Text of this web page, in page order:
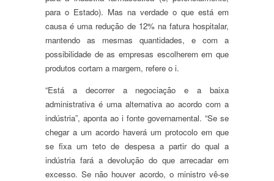
para o Estado). Mas na verdade o que está em
causa é uma redução de 12% na fatura hospitalar,
mantendo as mesmas quantidades, e com a
possibilidade de as empresas escolherem em que
produtos cortam a margem, refere o i.
“Está a decorrer a negociação e a baixa
administrativa é uma alternativa ao acordo com a
indústria”, aponta ao i fonte governamental. “Se se
chegar a um acordo haverá um protocolo em que
se fixa um teto de despesa a partir do qual a
indústria fará a devolução do que arrecadar em
excesso. Se não houver acordo, o ministro vê-se